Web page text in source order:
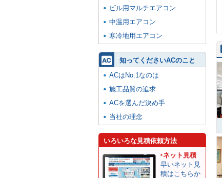
ビル用マルチエアコン
中温用エアコン
寒冷地用エアコン
知ってくださいACのこと
ACはNo.1なのは
施工品質の追求
ACを選んだ決め手
当社の理念
いろいろな見積依頼方法
ネット見積
早いネット見
積はこちらか